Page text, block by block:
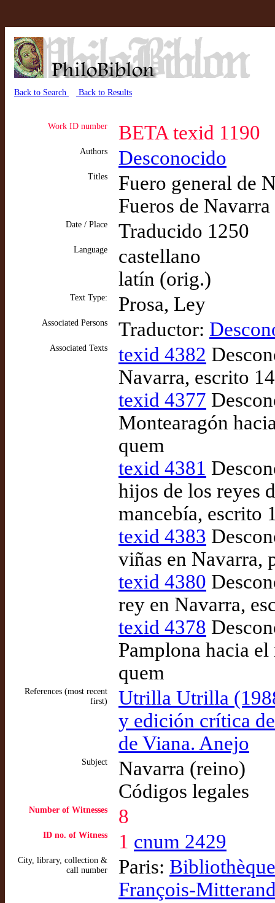
Back to Search Back to Results
Work ID number BETA texid 1190
Authors Desconocido
Titles
Fuero general de
Fueros de Navarra
Date / Place Traducido 1250
Language
castellano
latín (orig.)
Text Type: Prosa, Ley
Associated Persons Traductor:
Associated Texts texid 4382
Navarra, escrito
texid 4377
Montearagón
quem
texid 4381
hijos de los reyes
mancebía, escrito
texid 4383
viñas en Navarra,
texid 4380
rey en Navarra,
texid 4378
Pamplona hacia
quem
References (most recent
first)
Utrilla Utrilla
y edición crítica
de Viana. Anejo
Subject
Navarra (reino)
Códigos legales
Number of Witnesses 8
ID no. of Witness 1 cnum 2429
City, library, collection &
call number
Paris:
François-